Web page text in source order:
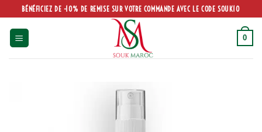
au
contenu
BÉNÉFICIEZ DE -10% DE REMISE SUR VOTRE COMMANDE AVEC LE CODE SOUK10
0